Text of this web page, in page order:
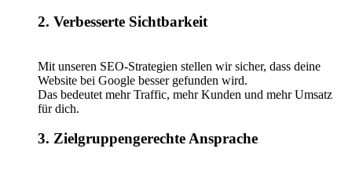
2. Verbesserte Sichtbarkeit
Mit unseren SEO-Strategien stellen wir sicher, dass deine
Website bei Google besser gefunden wird.
Das bedeutet mehr Traffic, mehr Kunden und mehr Umsatz
für dich.
3. Zielgruppengerechte Ansprache